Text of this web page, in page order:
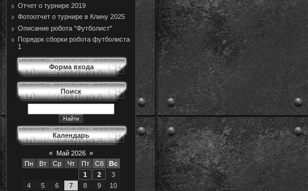
Отчет о турнире 2019
Фотоотчет о турнире в Клину 2025
Описание робота "Футболист"
Порядок сборки робота футболиста
1
Форма входа
Поиск
Календарь
« Май 2026 »
Пн
Вт Ср Чт Пт Сб
Вс
1
2
3
4
5 6 7 8 9
10